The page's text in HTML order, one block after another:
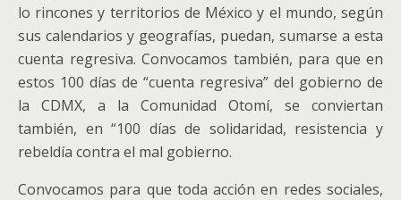
lo rincones y territorios de México y el mundo, según
sus calendarios y geografías, puedan, sumarse a esta
cuenta regresiva. Convocamos también, para que en
estos 100 días de “cuenta regresiva” del gobierno de
la CDMX, a la Comunidad Otomí, se conviertan
también, en “100 días de solidaridad, resistencia y
rebeldía contra el mal gobierno.
Convocamos para que toda acción en redes sociales,